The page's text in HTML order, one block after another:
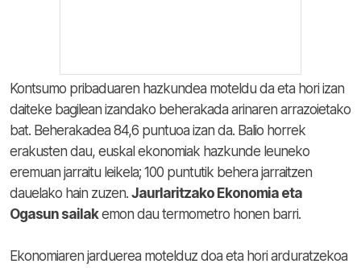
Kontsumo pribaduaren hazkundea moteldu da eta hori izan
daiteke bagilean izandako beherakada arinaren arrazoietako
bat. Beherakadea 84,6 puntuoa izan da. Balio horrek
erakusten dau, euskal ekonomiak hazkunde leuneko
eremuan jarraitu leikela; 100 puntutik behera jarraitzen
dauelako hain zuzen. Jaurlaritzako Ekonomia eta
Ogasun sailakemon dau termometro honen barri.
Ekonomiaren jarduerea motelduz doa eta hori arduratzekoa